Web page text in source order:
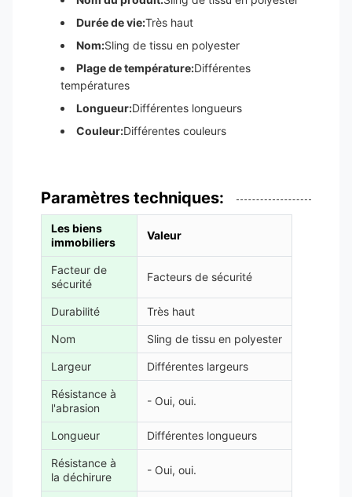
Durée de vie:Très haut
Nom:Sling de tissu en polyester
Plage de température:Différentes
températures
Longueur:Différentes longueurs
Couleur:Différentes couleurs
Paramètres techniques:
Les biens
immobiliers
Valeur
Facteur de
sécurité
Facteurs de sécurité
Durabilité Très haut
Nom Sling de tissu en polyester
Largeur Différentes largeurs
Résistance à
l'abrasion
- Oui, oui.
Longueur Différentes longueurs
Résistance à
la déchirure
- Oui, oui.